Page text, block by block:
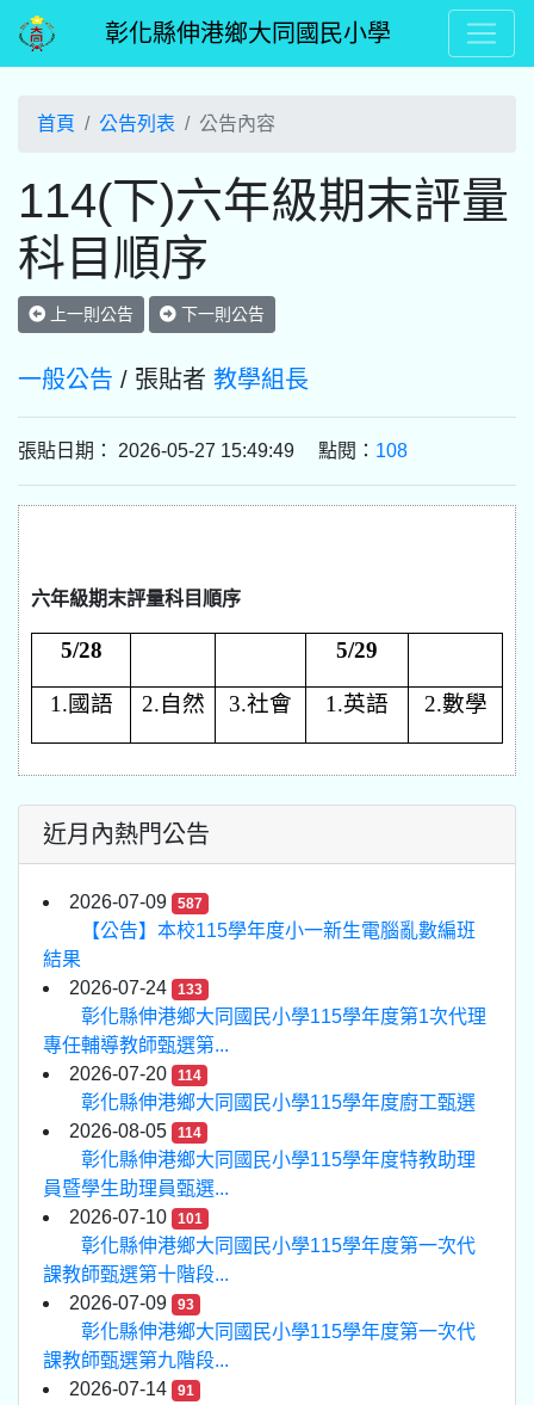
彰化縣伸港鄉大同國民小學
首頁 公告列表 公告內容
114(下)六年級期末評量
科目順序
上一則公告 下一則公告
一般公告 / 張貼者 教學組長
張貼日期： 2026-05-27 15:49:49 點閱： 108
六年級期末評量科目順序
5/28 5/29
1.國語 2.自然 3.社會 1.英語 2.數學
近月內熱門公告
2026-07-09 587
【公告】本校115學年度小一新生電腦亂數編班
結果
2026-07-24
133
彰化縣伸港鄉大同國民小學115學年度第1次代理
專任輔導教師甄選第...
2026-07-20
114
彰化縣伸港鄉大同國民小學115學年度廚工甄選
2026-08-05
114
彰化縣伸港鄉大同國民小學115學年度特教助理
員暨學生助理員甄選...
2026-07-10
101
彰化縣伸港鄉大同國民小學115學年度第一次代
課教師甄選第十階段...
2026-07-09
93
彰化縣伸港鄉大同國民小學115學年度第一次代
課教師甄選第九階段...
2026-07-14
91